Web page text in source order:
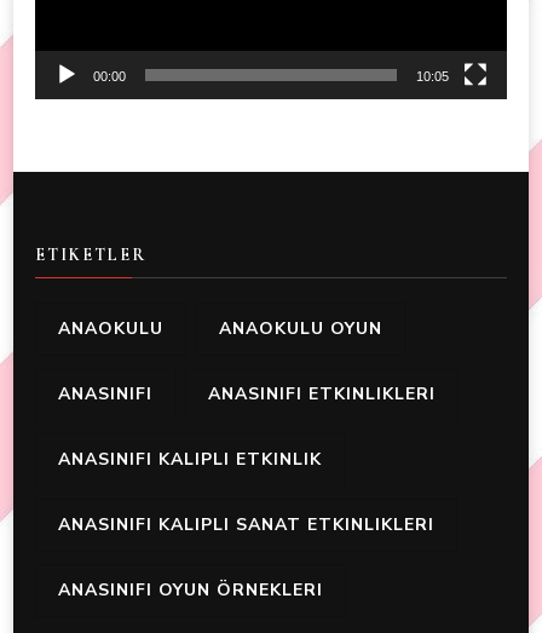
00:00 10:05
ETIKETLER
ANAOKULU ANAOKULU OYUN
ANASINIFI ANASINIFI ETKINLIKLERI
ANASINIFI KALIPLI ETKINLIK
ANASINIFI KALIPLI SANAT ETKINLIKLERI
ANASINIFI OYUN ÖRNEKLERI